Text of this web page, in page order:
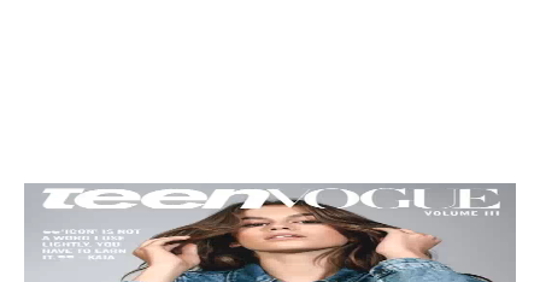
знаменитостей